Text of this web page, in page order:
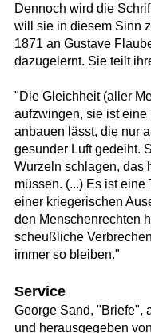
Dennoch wird die
will sie in diesem Sinn
1871 an Gustave
dazugelernt. Sie teilt
"Die Gleichheit (aller
aufzwingen, sie ist
anbauen lässt, die nur
gesunder Luft gedeiht.
Wurzeln schlagen, das
müssen. (...) Es ist
einer kriegerischen
den Menschenrechten
scheußliche
immer so bleiben."
Service
George Sand, "Briefe",
und herausgegeben